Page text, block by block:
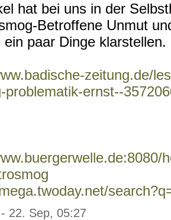
hat bei uns in der
Betroffene Unmut
ein paar Dinge klarstellen.
zeitung.de/
problematik-ernst--
- 22. Sep, 05:27